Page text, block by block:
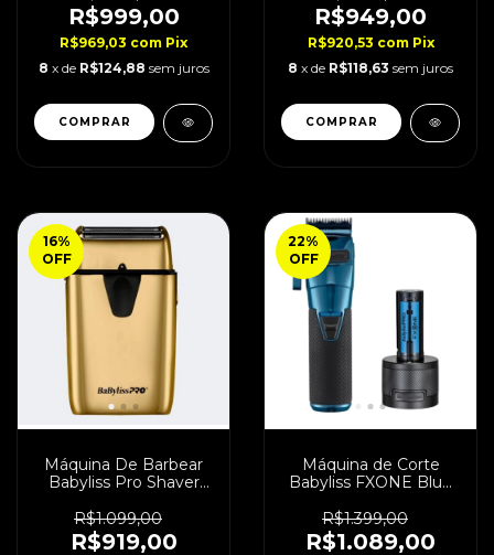
R$999,00
R$969,03 com Pix
8 x de R$124,88 sem juros
R$949,00
R$920,53 com Pix
8 x de R$118,63 sem juros
16%
OFF
Máquina De Barbear
Babyliss Pro Shaver
R$1.099,00
R$919,00
22%
OFF
Máquina de Corte
Babyliss FXONE Blue
R$1.399,00
R$1.089,00